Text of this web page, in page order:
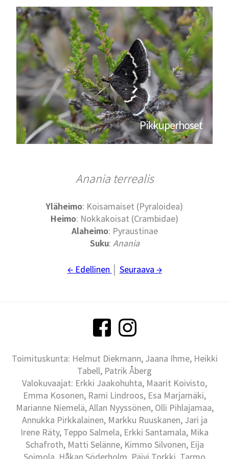
Pikkuperhoset
Anania terrealis
Yläheimo: Koisamaiset (Pyraloidea)
Heimo: Nokkakoisat (Crambidae)
Alaheimo: Pyraustinae
Suku: Anania
← Edellinen Seuraava →
Toimituskunta: Helmut Diekmann, Jaana Ihme, Heikki
Tabell, Patrik Åberg
Valokuvaajat: Erkki Jaakohuhta, Maarit Koivisto,
Emma Kosonen, Rami Lindroos, Esa Marjamäki,
Marianne Niemelä, Allan Nyyssönen, Olli Pihlajamaa,
Annukka Pirkkalainen, Markku Ruuskanen, Jari ja
Irene Räty, Teppo Salmela, Erkki Santamala, Mika
Schafroth, Matti Selänne, Kimmo Silvonen, Eija